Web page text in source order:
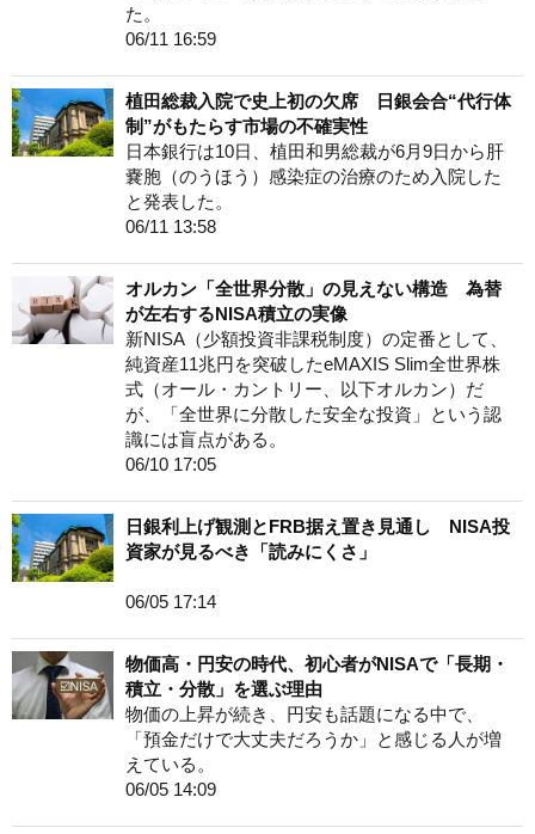
た。
06/11 16:59
植田総裁入院で史上初の欠席 日銀会合“代行体
制”がもたらす市場の不確実性
日本銀行は10日、植田和男総裁が6月9日から肝
嚢胞（のうほう）感染症の治療のため入院した
と発表した。
06/11 13:58
オルカン「全世界分散」の見えない構造 為替
が左右するNISA積立の実像
新NISA（少額投資非課税制度）の定番として、
純資産11兆円を突破したeMAXIS Slim全世界株
式（オール・カントリー、以下オルカン）だ
が、「全世界に分散した安全な投資」という認
識には盲点がある。
06/10 17:05
日銀利上げ観測とFRB据え置き見通し NISA投
資家が見るべき「読みにくさ」
06/05 17:14
物価高・円安の時代、初心者がNISAで「長期・
積立・分散」を選ぶ理由
物価の上昇が続き、円安も話題になる中で、
「預金だけで大丈夫だろうか」と感じる人が増
えている。
06/05 14:09